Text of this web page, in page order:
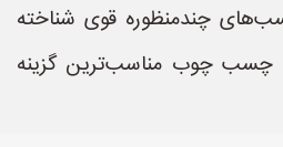
چندمنظوره قوی شناخته
چسب چوب مناسب‌ترین گزینه